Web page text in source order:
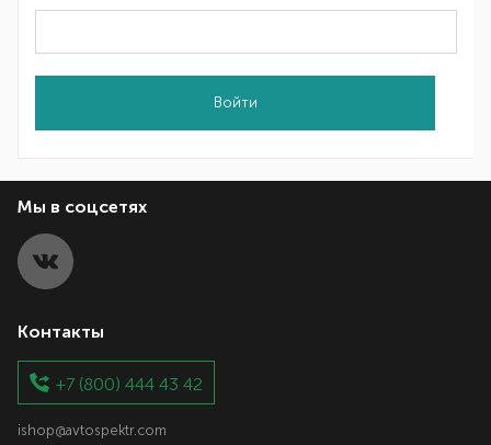
Войти
Мы в соцсетях
Контакты
+7 (800) 444 43 42
ishop@avtospektr.com